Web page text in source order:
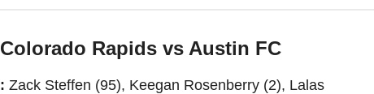
Rapids vs Austin FC
Zack Steffen (95), Keegan Rosenberry (2), Lalas